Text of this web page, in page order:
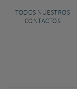
TODOS NUESTROS
CONTACTOS